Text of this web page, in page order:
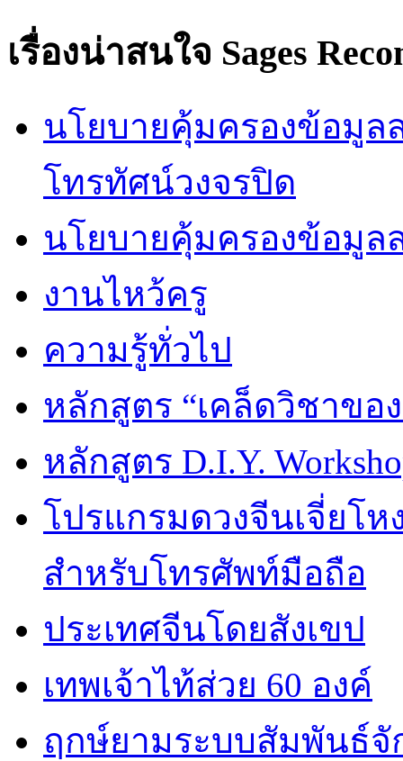
เรื่องน่าสนใจ Sages
นโยบายคุ้มครองข้อมูล
โทรทัศน์วงจรปิด
นโยบายคุ้มครองข้อมูล
งานไหว้ครู
ความรู้ทั่วไป
หลักสูตร “เคล็ดวิชาขอ
หลักสูตร D.I.Y.
โปรแกรมดวงจีนเจี่ยโห
สำหรับโทรศัพท์มือถือ
ประเทศจีนโดยสังเขป
เทพเจ้าไท้ส่วย 60 องค์
ฤกษ์ยามระบบสัมพันธ์จั